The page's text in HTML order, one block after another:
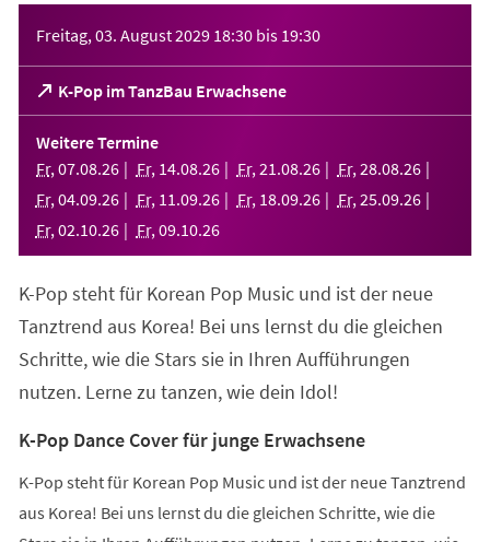
Freitag, 03. August 2029 18:30 bis 19:30
K-Pop im TanzBau Erwachsene
(Öffnet
in
einem
neuen
Tab)
Weitere Termine
Fr, 07.08.26 Fr, 14.08.26 Fr, 21 .08.26 Fr, 28.08.26
Fr, 04.09.26 Fr, 11 .09.26 Fr, 18.09.26 Fr, 25.09.26
Fr, 02.10.26 Fr, 09.10.26
K-Pop steht für Korean Pop Music und ist der neue
Tanztrend aus Korea! Bei uns lernst du die gleichen
Schritte, wie die Stars sie in Ihren Aufführungen
nutzen. Lerne zu tanzen, wie dein Idol!
K-Pop Dance Cover für junge Erwachsene
K-Pop steht für Korean Pop Music und ist der neue Tanztrend
aus Korea! Bei uns lernst du die gleichen Schritte, wie die